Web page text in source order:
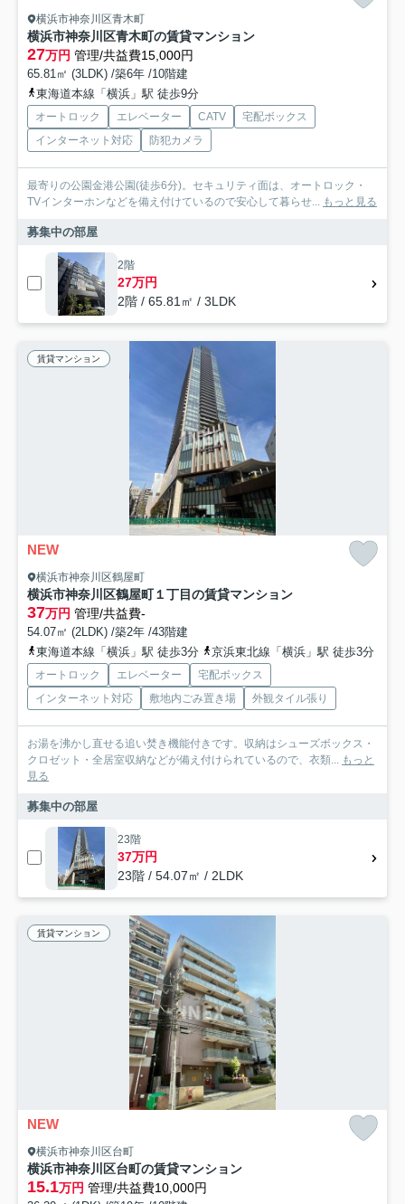
横浜市神奈川区青木町
横浜市神奈川区青木町の賃貸マンション
27万円 管理/共益費15,000円
65.81㎡ (3LDK) /築6年 /10階建
東海道本線「横浜」駅 徒歩9分
オートロック エレベーター CATV
宅配ボックス
インターネット対応
防犯カメラ
最寄りの公園金港公園(徒歩6分)。セキュリティ面は、オートロック・
TVインターホンなどを備え付けているので安心して暮らせ...
もっと見る
募集中の部屋
2階
27万円
2階 / 65.81㎡ / 3LDK
賃貸マンション
NEW
横浜市神奈川区鶴屋町
横浜市神奈川区鶴屋町１丁目の賃貸マンション
37万円 管理/共益費-
54.07㎡ (2LDK) /築2年 /43階建
東海道本線「横浜」駅 徒歩3分
京浜東北線「横浜」駅 徒歩3分
オートロック エレベーター
宅配ボックス
インターネット対応
敷地内ごみ置き場 外観タイル張り
お湯を沸かし直せる追い焚き機能付きです。収納はシューズボックス・
クロゼット・全居室収納などが備え付けられているので、衣類...
もっと
見る
募集中の部屋
23階
37万円
23階 / 54.07㎡ / 2LDK
賃貸マンション
NEW
横浜市神奈川区台町
横浜市神奈川区台町の賃貸マンション
15.1万円 管理/共益費10,000円